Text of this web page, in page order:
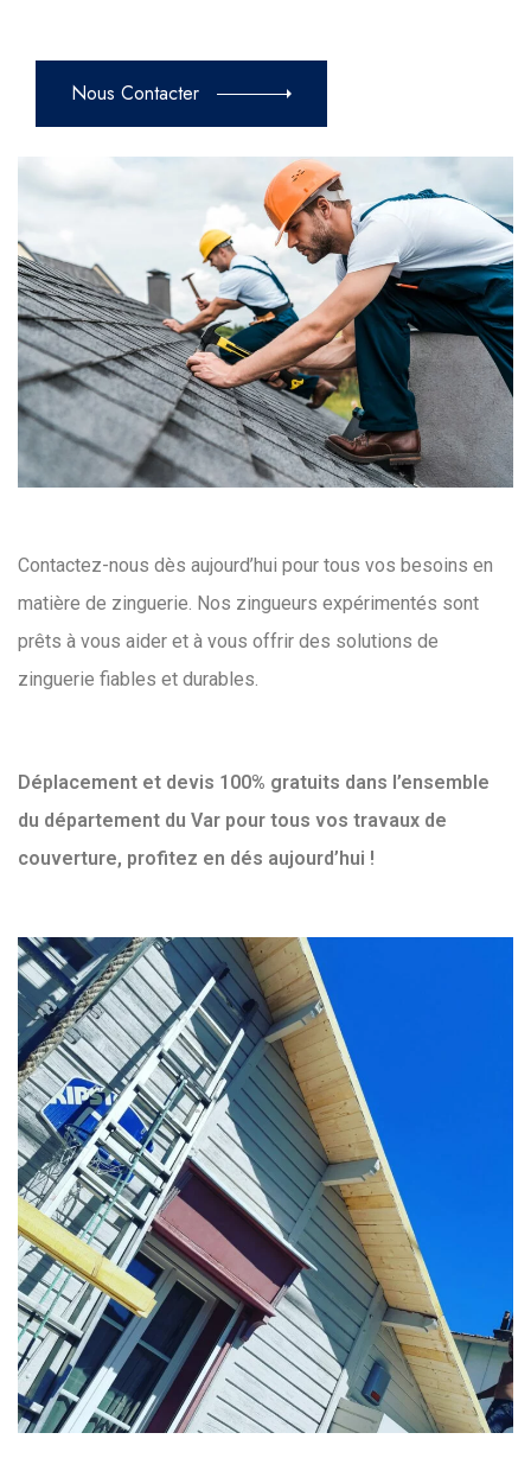
Nous Contacter
Contactez-nous dès aujourd’hui pour tous vos besoins en
matière de zinguerie. Nos zingueurs expérimentés sont
prêts à vous aider et à vous offrir des solutions de
zinguerie fiables et durables.
Déplacement et devis 100% gratuits dans l’ensemble
du département du Var pour tous vos travaux de
couverture, profitez en dés aujourd’hui !